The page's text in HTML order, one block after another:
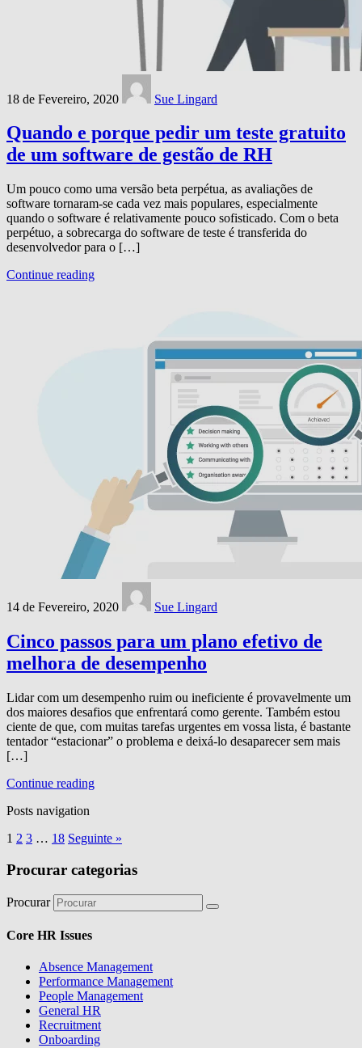
18 de Fevereiro, 2020 Sue Lingard
Quando e porque pedir um teste gratuito
de um software de gestão de RH
Um pouco como uma versão beta perpétua, as avaliações de
software tornaram-se cada vez mais populares, especialmente
quando o software é relativamente pouco sofisticado. Com o beta
perpétuo, a sobrecarga do software de teste é transferida do
desenvolvedor para o […]
Continue reading
14 de Fevereiro, 2020 Sue Lingard
Cinco passos para um plano efetivo de
melhora de desempenho
Lidar com um desempenho ruim ou ineficiente é provavelmente um
dos maiores desafios que enfrentará como gerente. Também estou
ciente de que, com muitas tarefas urgentes em vossa lista, é bastante
tentador “estacionar” o problema e deixá-lo desaparecer sem mais
[…]
Continue reading
Posts navigation
1 2 3 … 18 Seguinte »
Procurar categorias
Procurar
Core HR Issues
Absence Management
Performance Management
People Management
General HR
Recruitment
Onboarding